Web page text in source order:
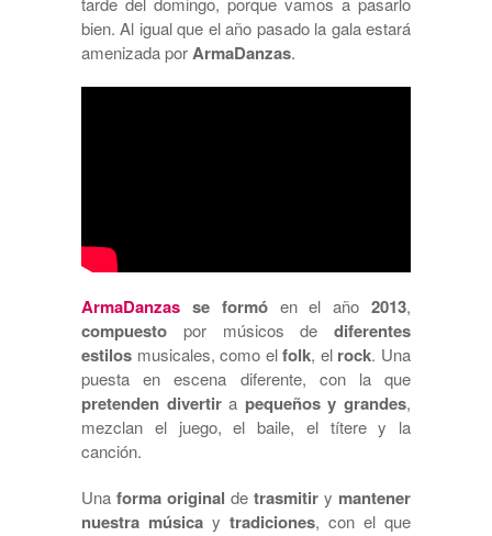
bien. Al igual que el año pasado la gala estará
amenizada porArmaDanzas.
ArmaDanzas se formóen el año2013,
compuesto por músicos de diferentes
estilos musicales, como elfolk, el rock. Una
puesta en escena diferente, con la que
pretenden divertira pequeños y grandes,
mezclan el juego, el baile, el títere y la
canción.
Una forma original de trasmitir y mantener
nuestra música y tradiciones, con el que